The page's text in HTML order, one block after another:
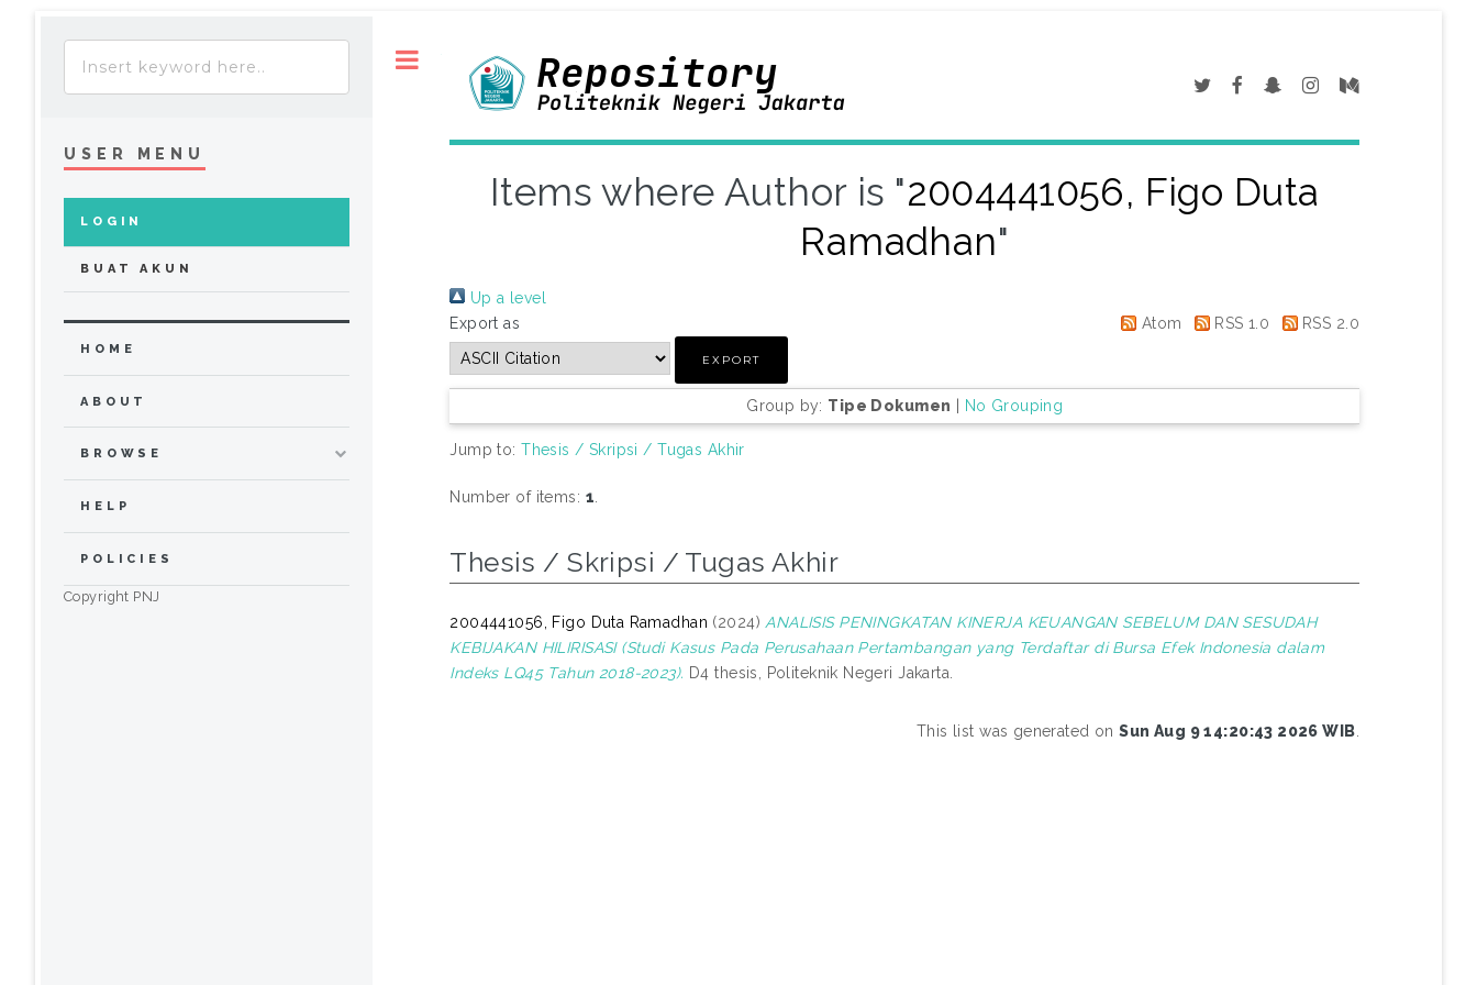
Items where Author is "2004441056, Figo Duta
Ramadhan"
Up a level
Export as
Atom RSS 1.0 RSS 2.0
Group by: Tipe Dokumen | No Grouping
Jump to:Thesis / Skripsi / Tugas Akhir
Number of items: 1
Thesis / Skripsi / Tugas Akhir
2004441056, Figo Duta Ramadhan (2024) ANALISIS PENINGKATAN KINERJA KEUANGAN SEBELUM DAN SESUDAH
KEBIJAKAN HILIRISASI (Studi Kasus Pada Perusahaan Pertambangan yang Terdaftar di Bursa Efek Indonesia dalam
Indeks LQ45 Tahun 2018-2023). D4 thesis, Politeknik Negeri Jakarta.
This list was generated onSun Aug 9 14:20:43 2026 WIB
USER MENU
LOGIN
BUAT AKUN
HOME
ABOUT
BROWSE
HELP
POLICIES
Copyright PNJ
Toggle